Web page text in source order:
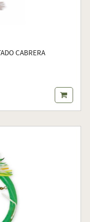
CABRERA